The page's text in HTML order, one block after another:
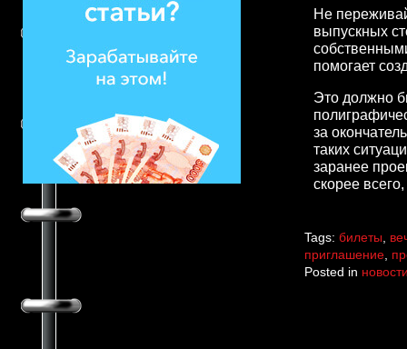
Не
выпускных
помогает
Это должно
за
таких
заранее
скорее
Tags: билеты,
приглашение,
Posted in